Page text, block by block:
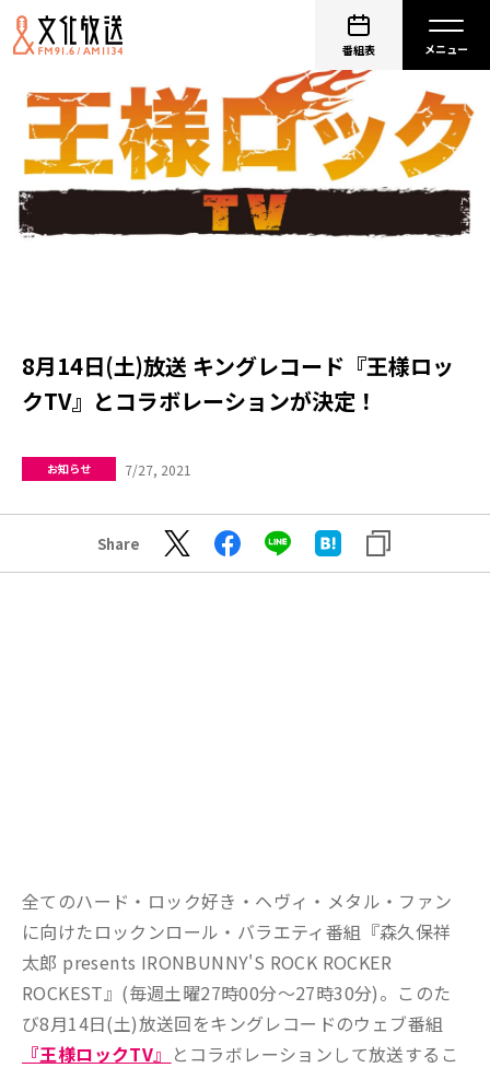
番組表
8月14日(土)放送 キングレコード『王様ロッ
クTV』とコラボレーションが決定！
お知らせ 7/27, 2021
Share
全てのハード・ロック好き・ヘヴィ・メタル・ファン
に向けたロックンロール・バラエティ番組『森久保祥
太郎 presents IRONBUNNY'S ROCK ROCKER
ROCKEST』(毎週土曜27時00分～27時30分)。このた
び8月14日(土)放送回をキングレコードのウェブ番組
『王様ロックTV』 とコラボレーションして放送するこ